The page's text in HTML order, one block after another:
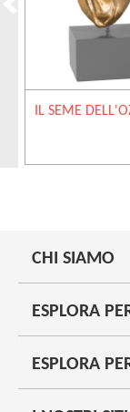
IL SEME
CHI SIAMO
ESPLORA
ESPLORA